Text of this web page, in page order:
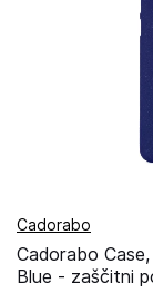
Cadorabo
Cadorabo
Blue - zaščitni